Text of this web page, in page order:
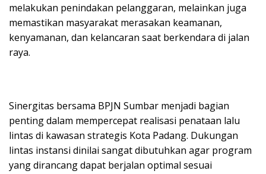
melakukan penindakan pelanggaran, melainkan juga
memastikan masyarakat merasakan keamanan,
kenyamanan, dan kelancaran saat berkendara di jalan
raya.
Sinergitas bersama BPJN Sumbar menjadi bagian
penting dalam mempercepat realisasi penataan lalu
lintas di kawasan strategis Kota Padang. Dukungan
lintas instansi dinilai sangat dibutuhkan agar program
yang dirancang dapat berjalan optimal sesuai